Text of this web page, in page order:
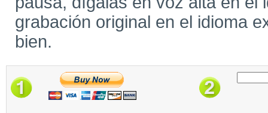
grabación original en el idioma
bien.